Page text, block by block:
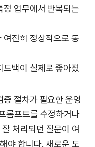
정 업무에서 반복되는
여전히 정상적으로 동
드백이 실제로 좋아졌
절차가 필요한 운영
롬프트를 수정하거나
처리되던 질문이 여
야 합니다. 새로운 도